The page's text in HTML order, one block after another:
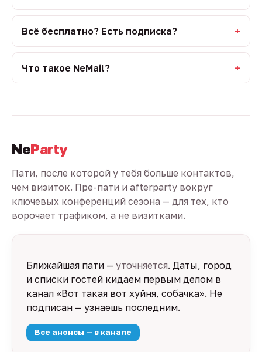
Всё бесплатно? Есть подписка?
Что такое NeMail?
NeParty
Пати, после которой у тебя больше контактов,
чем визиток. Пре-пати и afterparty вокруг
ключевых конференций сезона — для тех, кто
ворочает трафиком, а не визитками.
Ближайшая пати — уточняется. Даты, город
и списки гостей кидаем первым делом в
канал «Вот такая вот хуйня, собачка». Не
подписан — узнаешь последним.
Все анонсы — в канале